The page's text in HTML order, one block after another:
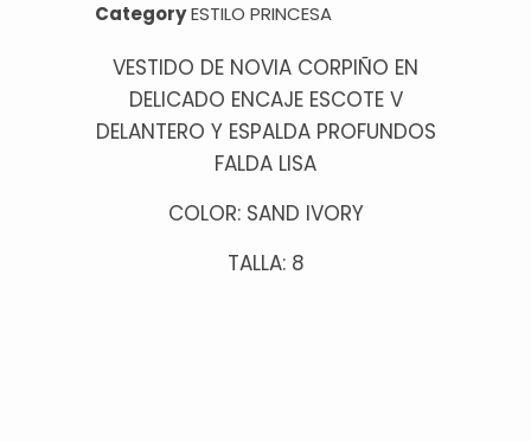
CategoryESTILO PRINCESA
VESTIDO DE NOVIA CORPIÑO EN
DELICADO ENCAJE ESCOTE V
DELANTERO Y ESPALDA PROFUNDOS
FALDA LISA
COLOR: SAND IVORY
TALLA: 8